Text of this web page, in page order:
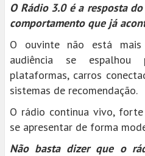
O Rádio 3.0 é a resposta
comportamento que já
O ouvinte não está
audiência se espalhou
plataformas, carros
sistemas de recomendação.
O rádio continua vivo,
se apresentar de forma
Não basta dizer que o